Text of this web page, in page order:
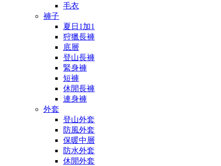
毛衣
褲子
夏日1加1
狩獵長褲
底層
登山長褲
緊身褲
短褲
休閒長褲
連身褲
外套
登山外套
防風外套
保暖中層
防水外套
休閒外套